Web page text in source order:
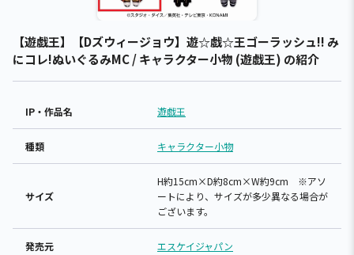
【遊戯王】【Dズウィージョウ】遊☆戯☆王ゴーラッシュ!! み
にコレ!ぬいぐるみMC / キャラクター小物 (遊戯王) の紹介
IP・作品名 遊戯王
種類 キャラクター小物
サイズ
H約15cm×D約8cm×W約9cm ※アソ
ートにより、サイズが多少異なる場合が
ございます。
発売元 エスケイジャパン